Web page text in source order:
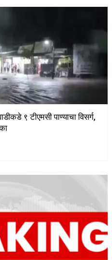
९ टीएमसी पाण्याचा विसर्ग,